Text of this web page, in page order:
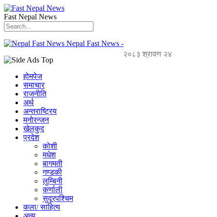
Fast Nepal News
Nepal Fast News -
२०८३ श्रावण २४
होमपेज
समाचार
राजनीति
अर्थ
अन्तराष्ट्रिय
मनोरन्जन
खेलकुद
प्रदेश
कोशी
मधेश
बागमती
गण्डकी
लुम्बिनी
कर्णाली
सुदूरपश्चिम
कला/ साहित्य